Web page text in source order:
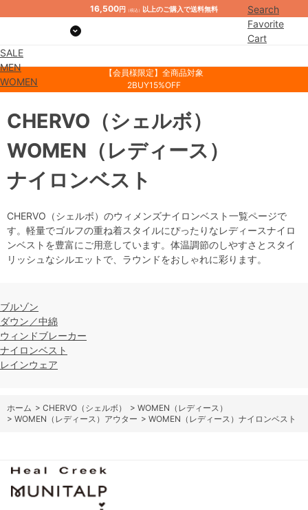
16,500円 （税込） 以上のご購入で送料無料
Search
Favorite
Cart
SALE
MEN
WOMEN
【会員様限定】全商品対象
2BUY15%OFF
ナイロンベスト
CHERVO （シェルボ）
WOMEN （レディース）
CHERVO（シェルボ）のウィメンズナイロンベスト一覧ページで
す。軽量でゴルフの重ね着スタイルにぴったりなレディースナイロ
ンベストを豊富にご用意しています。体温調節のしやすさとスタイ
リッシュなシルエットで、ラウンドをおしゃれに彩ります。
ブルゾン
ダウン／中綿
ウィンドブレーカー
ナイロンベスト
レインウェア
ホーム > CHERVO（シェルボ） > WOMEN（レディース）
> WOMEN（レディース）アウター > WOMEN（レディース）ナイロンベスト